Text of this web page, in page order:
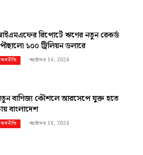
রিপোর্টে ঋণের নতুন রেকর্ড
১০০ ট্রিলিয়ন ডলারে
অর্থনীতি অক্টোবর 16, 2024
বাণিজ্য কৌশলে আরসেপে যুক্ত হতে
বাংলাদেশ
অর্থনীতি অক্টোবর 16, 2024